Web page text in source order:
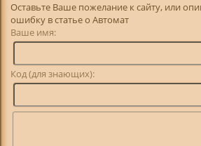
Оставьте Ваше пожелание к сайту, или
ошибку в статье о Автомат
Ваше имя:
Код (для знающих):